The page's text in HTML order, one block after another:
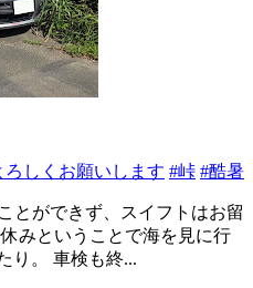
ろしくお願いします #峠 #酷暑
とができず、スイフトはお留
みということで海を見に行
り。 車検も終...